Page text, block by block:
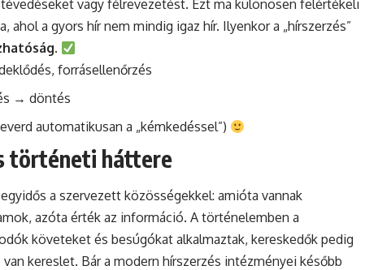
vagy félrevezetést. Ezt ma különösen felértékeli
ahol a gyors hír nem mindig igaz hír. Ilyenkor a „hírszerzés”
.
forrásellenőrzés
→ döntés
automatikusan a „kémkedéssel”)
történeti háttere
a szervezett közösségekkel: amióta vannak
azóta érték az információ. A történelemben a
követeket és besúgókat alkalmaztak, kereskedők pedig
kereslet. Bár a modern hírszerzés intézményei később